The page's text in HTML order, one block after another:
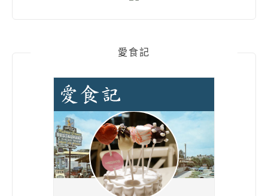
愛食記